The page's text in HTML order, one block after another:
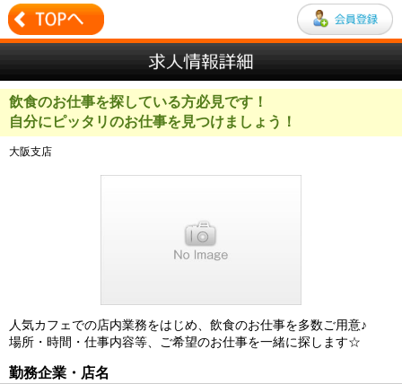
飲食のお仕事を探している方必見です！
自分にピッタリのお仕事を見つけましょう！
大阪支店
人気カフェでの店内業務をはじめ、飲食のお仕事を多数ご用意♪
場所・時間・仕事内容等、ご希望のお仕事を一緒に探します☆
勤務企業・店名